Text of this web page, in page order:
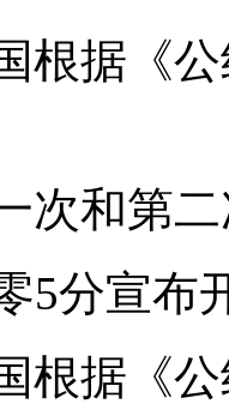
根据《
次和第
5分宣布
根据《